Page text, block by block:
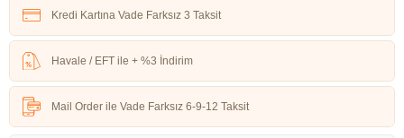
Kredi Kartına Vade Farksız 3 Taksit
Havale / EFT ile + %3 İndirim
Mail Order ile Vade Farksız 6-9-12 Taksit